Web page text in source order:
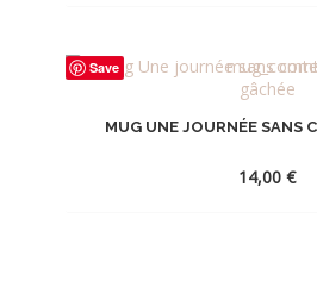
Save
MUG UNE JOURNÉE SANS
14,00 €